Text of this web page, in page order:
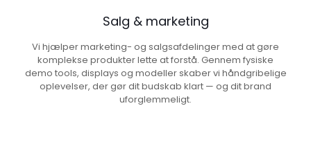
Salg & marketing
Vi hjælper marketing- og salgsafdelinger med at gøre
komplekse produkter lette at forstå. Gennem fysiske
demo tools, displays og modeller skaber vi håndgribelige
oplevelser, der gør dit budskab klart — og dit brand
uforglemmeligt.